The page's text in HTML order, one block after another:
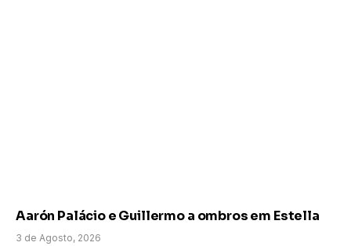
Aarón Palácio e Guillermo a ombros em Estella
3 de Agosto, 2026